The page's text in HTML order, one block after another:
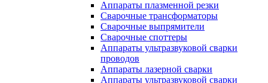
Аппараты плазменной резки
Сварочные трансформаторы
Сварочные выпрямители
Сварочные споттеры
Аппараты ультразвуковой сварки
проводов
Аппараты лазерной сварки
Аппараты ультразвуковой сварки